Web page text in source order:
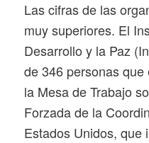
Las cifras de las
muy superiores. El
Desarrollo y la Paz
de 346 personas
la Mesa de Trabajo
Forzada de la
Estados Unidos, que